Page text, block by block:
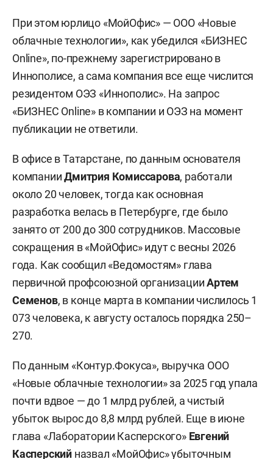
При этом юрлицо «МойОфис» — ООО «Новые
облачные технологии», как убедился «БИЗНЕС
Online», по-прежнему зарегистрировано в
Иннополисе, а сама компания все еще числится
резидентом ОЭЗ «Иннополис». На запрос
«БИЗНЕС Online» в компании и ОЭЗ на момент
публикации не ответили.
В офисе в Татарстане, по данным основателя
компанииДмитрия Комиссарова, работали
около 20 человек, тогда как основная
разработка велась в Петербурге, где было
занято от 200 до 300 сотрудников. Массовые
сокращения в «МойОфис» идут с весны 2026
года. Как сообщил «Ведомостям» глава
первичной профсоюзной организацииАртем
Семенов, в конце марта в компании числилось 1
073 человека, к августу осталось порядка 250–
270.
По данным «Контур.Фокуса», выручка ООО
«Новые облачные технологии» за 2025 год упала
почти вдвое — до 1 млрд рублей, а чистый
убыток вырос до 8,8 млрд рублей. Еще в июне
глава «Лаборатории Касперского» Евгений
Касперский назвал «МойОфис» убыточным